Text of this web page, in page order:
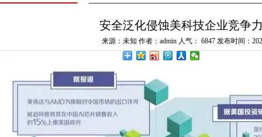
安全泛化侵蚀美科技企业竞争
来源：未知 作者：admin 人气： 6847 发布时间：